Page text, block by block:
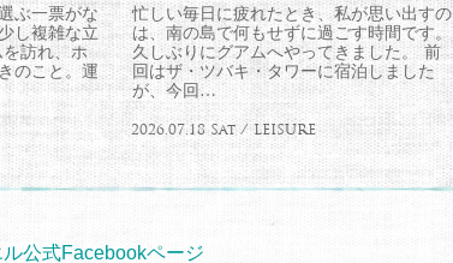
ぶ一票がな
し複雑な立
訪れ、ホ
のこと。運
忙しい毎日に疲れたとき、私が思い出すの
は、南の島で何もせずに過ごす時間です。
久しぶりにグアムへやってきました。 前
回はザ・ツバキ・タワーに宿泊しました
が、今回…
2026.07.18 Sat / LEISURE
公式Facebookページ